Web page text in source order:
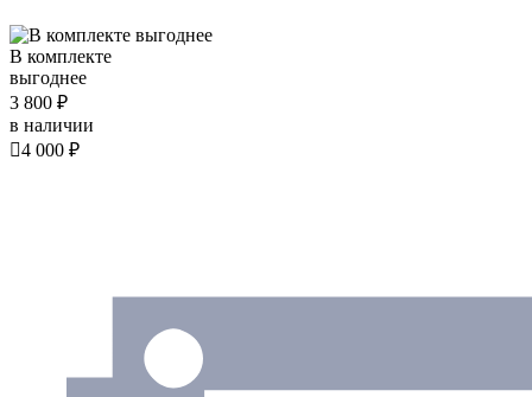
В комплекте
выгоднее
3 800 ₽
в наличии
4 000 ₽